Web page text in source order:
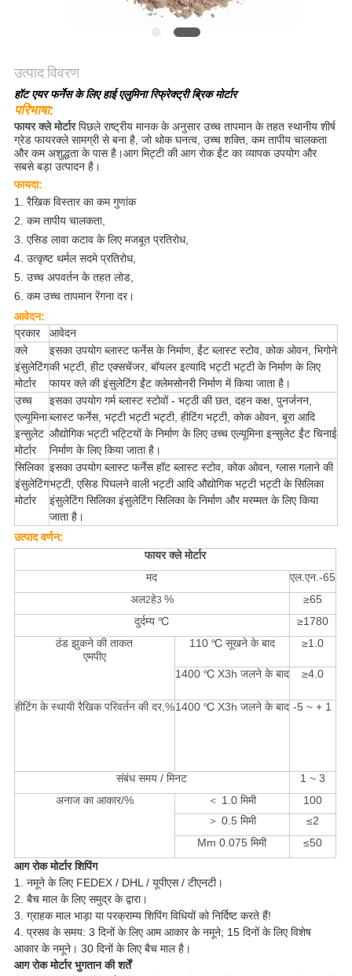
उत्पाद विवरण
हॉट एयर फर्नेस के लिए हाई एलुमिना रिफ्रेक्ट्री ब्रिक मोर्टार
परिभाषा:
फायर क्ले मोर्टारपिछले राष्ट्रीय मानक के अनुसार उच्च तापमान के तहत स्थानीय शीर्ष
ग्रेड फायरक्ले सामग्री से बना है, जो थोक घनत्व, उच्च शक्ति, कम तापीय चालकता
और कम अशुद्धता के पास है।आग मिट्टी की आग रोक ईंट का व्यापक उपयोग और
सबसे बड़ा उत्पादन है।
फायदा:
1. रैखिक विस्तार का कम गुणांक
2. कम तापीय चालकता,
3. एसिड लावा कटाव के लिए मजबूत प्रतिरोध,
4. उत्कृष्ट थर्मल सदमे प्रतिरोध,
5. उच्च अपवर्तन के तहत लोड,
6. कम उच्च तापमान रेंगना दर।
आवेदन:
प्रकार
आवेदन
क्ले
इंसुलेटिंग
मोर्टार
इसका उपयोग ब्लास्ट फर्नेस के निर्माण, ईंट ब्लास्ट स्टोव, कोक ओवन, भिगोने
की भट्टी, हीट एक्सचेंजर, बॉयलर इत्यादि भट्टी भट्टी के निर्माण के लिए
फायर क्ले की इंसुलेटिंग ईंट क्लेमसोनरी निर्माण में किया जाता है।
उच्च
एल्यूमिना
इन्सुलेट
मोर्टार
इसका उपयोग गर्म ब्लास्ट स्टोवों - भट्ठी की छत, दहन कक्ष, पुनर्जनन,
ब्लास्ट फर्नेस, भट्टी भट्टी भट्टी, हीटिंग भट्टी, कोक ओवन, बूरा आदि
औद्योगिक भट्टी भट्टियों के निर्माण के लिए उच्च एल्यूमिना इन्सुलेट ईंट चिनाई
निर्माण के लिए किया जाता है।
सिलिका
इंसुलेटिंग
मोर्टार
इसका उपयोग ब्लास्ट फर्नेस हॉट ब्लास्ट स्टोव, कोक ओवन, ग्लास गलाने की
भट्टी, एसिड पिघलने वाली भट्टी आदि औद्योगिक भट्टी भट्टी के सिलिका
इंसुलेटिंग सिलिका इंसुलेटिंग सिलिका के निर्माण और मरम्मत के लिए किया
जाता है।
उत्पाद वर्णन:
फायर क्ले मोर्टार
मद
एल.एन.-65
अल2हे3 %
≥65
दुर्दम्य ℃
≥1780
ठंड झुकने की ताकत
एमपीए
110 ℃ सूखने के बाद ≥1.0
1400 ℃ X3h जलने के बाद ≥4.0
हीटिंग के स्थायी रैखिक परिवर्तन की दर,%1400 ℃ X3h जलने के बाद -5 ~ + 1
संबंध समय / मिनट
1 ~ 3
अनाज का आकार/%
＜ 1.0 मिमी
100
＞ 0.5 मिमी
≤2
Mm 0.075 मिमी
≤50
आग रोक मोर्टार शिपिंग
1. नमूने के लिए FEDEX / DHL / यूपीएस / टीएनटी।
2. बैच माल के लिए समुद्र के द्वारा।
3. ग्राहक माल भाड़ा या परक्राम्य शिपिंग विधियों को निर्दिष्ट करते हैं!
4. प्रसव के समय: 3 दिनों के लिए आम आकार के नमूने; 15 दिनों के लिए विशेष
आकार के नमूने। 30 दिनों के लिए बैच माल है।
आग रोक मोर्टार भुगतान की शर्तें